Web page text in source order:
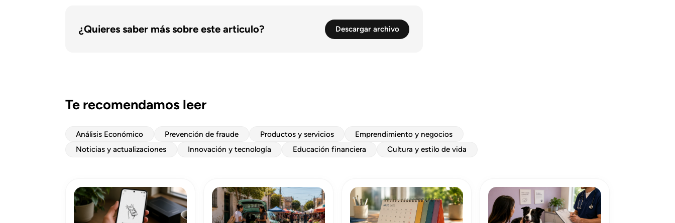
¿Quieres saber más sobre este articulo? Descargar archivo
Te recomendamos leer
Análisis Económico Prevención de fraude Productos y servicios
Emprendimiento y negocios
Noticias y actualizaciones
Innovación y tecnología Educación financiera Cultura y estilo de vida